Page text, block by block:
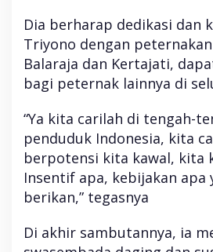
Dia berharap dedikasi dan
Triyono dengan
Balaraja dan Kertajati,
bagi peternak lainnya di
“Ya kita carilah di tengah-
penduduk Indonesia, kita
berpotensi kita kawal, kita
Insentif apa, kebijakan apa
berikan,” tegasnya
Di akhir sambutannya, ia